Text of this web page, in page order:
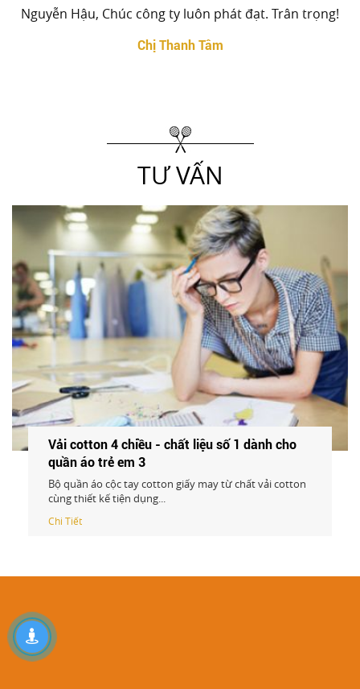
Nguyễn Hậu, Chúc công ty luôn phát đạt. Trân trọng!
Chị Thanh Tâm
TƯ VẤN
Vải cotton 4 chiều - chất liệu số 1 dành cho
quần áo trẻ em
Bộ quần áo cộc tay cotton giấy may từ chất vải cotton
cùng thiết kế tiện dụng...
Chi Tiết